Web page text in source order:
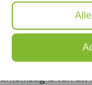
spouwmuurisolatie
Dolder ook
Door het isoleren
daarbij wordt uw
gemiddeld 4
afkomstig is van uw